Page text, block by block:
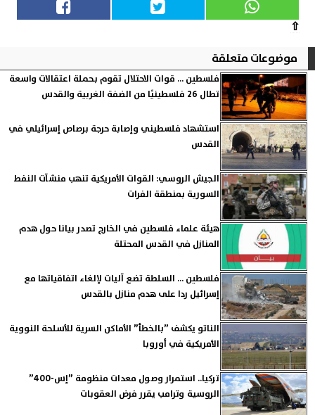
⇧
موضوعات متعلقة
فلسطين ... قوات الاحتلال تقوم بحملة اعتقالات واسعة
تطال 26 فلسطينيًا من الضفة الغربية والقدس
استشهاد فلسطيني وإصابة حرجة برصاص إسرائيلي في
القدس
الجيش الروسي: القوات الأمريكية تنهب منشآت النفط
السورية بمنطقة الفرات
هيئة علماء فلسطين في الخارج تصدر بيانا حول هدم
المنازل في ‏القدس المحتلة
فلسطين ... السلطة تضع آليات لإلغاء اتفاقياتها مع
إسرائيل ردا على هدم منازل بالقدس
الناتو يكشف ”بالخطأ” الأماكن السرية للأسلحة النووية
الأمريكية في أوروبا
تركيا.. استمرار وصول معدات منظومة ”إس-400”
الروسية وترامب يقرر فرض العقوبات